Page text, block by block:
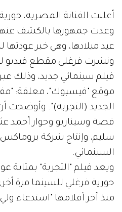
أعلنت الفنانة المصرية،
وعدت جمهورها بالكشف
عيد ميلادها، وهي خبر عودتها
ونشرت فرغلي مقطع فيديو
فيلم سينمائي جديد، وذلك
موقع "فيسبوك"، معلقة:
الجديد (التجربة)". وأوضحت
قصة وسيناريو وحوار أحمد
سليم، وإنتاج شركة بروماكس
السينمائي.
ويعد فيلم "التجربة" بمثابة
حورية فرغلي للسينما مرة
منذ آخر أفلامها "استدعاء